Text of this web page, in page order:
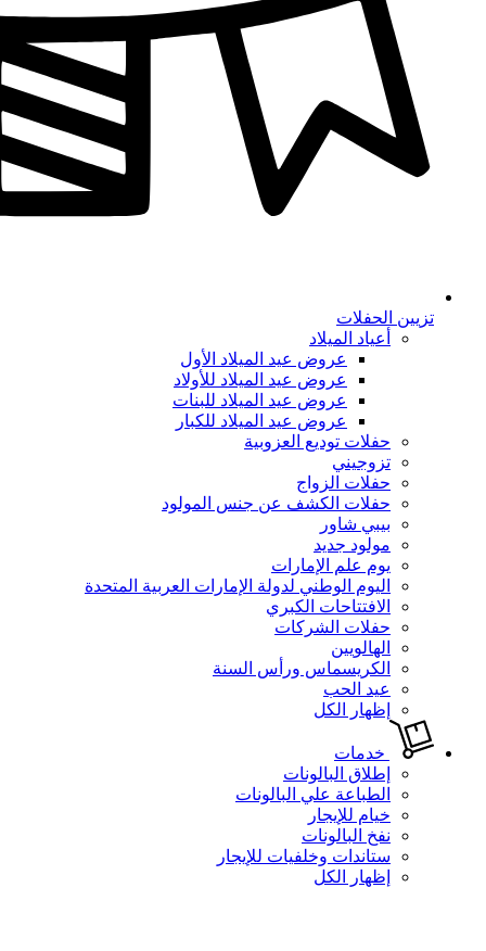
تزيين الحفلات
أعياد الميلاد
عروض عيد الميلاد الأول
عروض عيد الميلاد للأولاد
عروض عيد الميلاد للبنات
عروض عيد الميلاد للكبار
حفلات توديع العزوبية
تزوجيني
حفلات الزواج
حفلات الكشف عن جنس المولود
بيبي شاور
مولود جديد
يوم علم الإمارات
اليوم الوطني لدولة الإمارات العربية المتحدة
الافتتاحات الكبري
حفلات الشركات
الهالويين
الكريسماس ورأس السنة
عيد الحب
إظهار الكل
خدمات
إطلاق البالونات
الطباعة علي البالونات
خيام للإيجار
نفخ البالونات
ستاندات وخلفيات للإيجار
إظهار الكل